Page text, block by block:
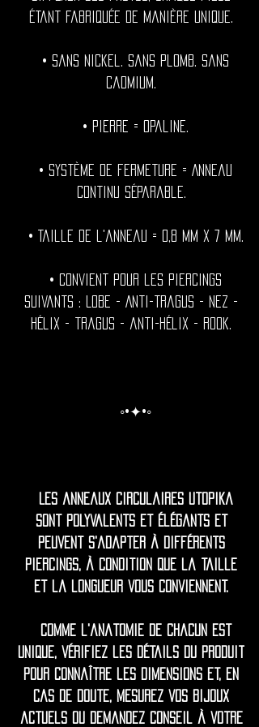
étant fabriquée de manière unique.
• Sans nickel. Sans plomb. Sans
cadmium.
• Pierre = Opaline.
• Système de fermeture = Anneau
continu séparable.
• Taille de l'anneau = 0,8 mm x 7 mm.
• Convient pour les piercings
suivants : Lobe - Anti-tragus - Nez -
hélix - tragus - anti-hélix - rook.
◦•✦•◦
Les anneaux circulaires Utopika
sont polyvalents et élégants et
peuvent s'adapter à différents
piercings, à condition que la taille
et la longueur vous conviennent.
Comme l'anatomie de chacun est
unique, vérifiez les détails du produit
pour connaître les dimensions et, en
cas de doute, mesurez vos bijoux
actuels ou demandez conseil à votre